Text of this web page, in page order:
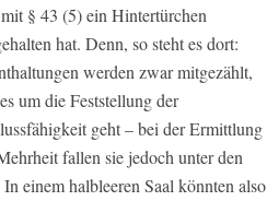
§ 43 (5) ein Hintertürchen
hat. Denn, so steht es dort:
werden zwar mitgezählt,
um die Feststellung der
geht – bei der Ermittlung
fallen sie jedoch unter den
einem halbleeren Saal könnten also